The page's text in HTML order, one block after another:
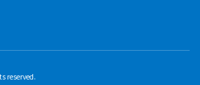
reserved.